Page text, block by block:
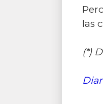
las
(*)